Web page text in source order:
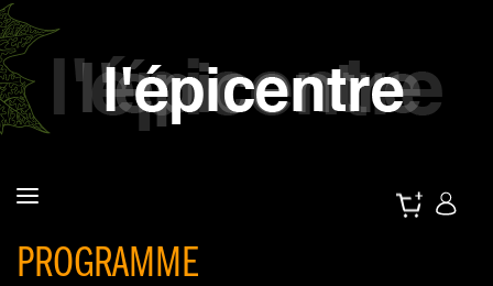
PROGRAMME